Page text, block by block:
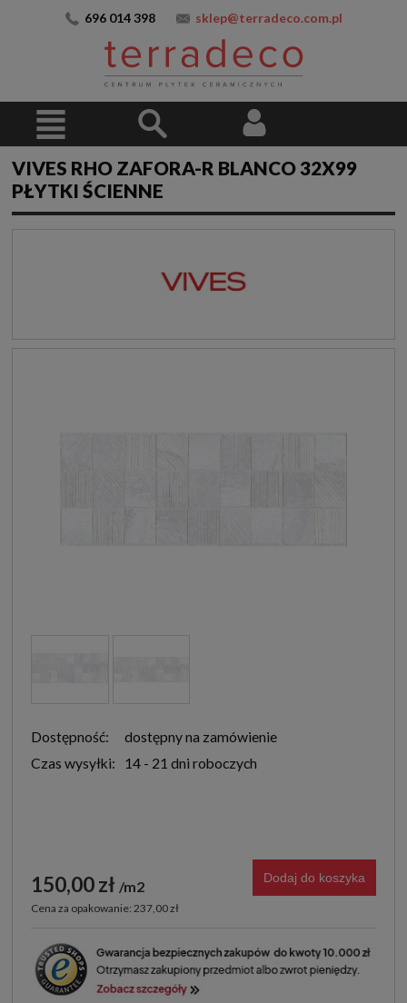
696 014 398 sklep@terradeco.com.pl
VIVES RHO ZAFORA-R BLANCO 32X99
PŁYTKI ŚCIENNE
Dostępność:
dostępny na zamówienie
Czas wysyłki:
14 - 21 dni roboczych
150,00 zł m2
Cena za opakowanie: 237,00 zł
Dodaj do koszyka